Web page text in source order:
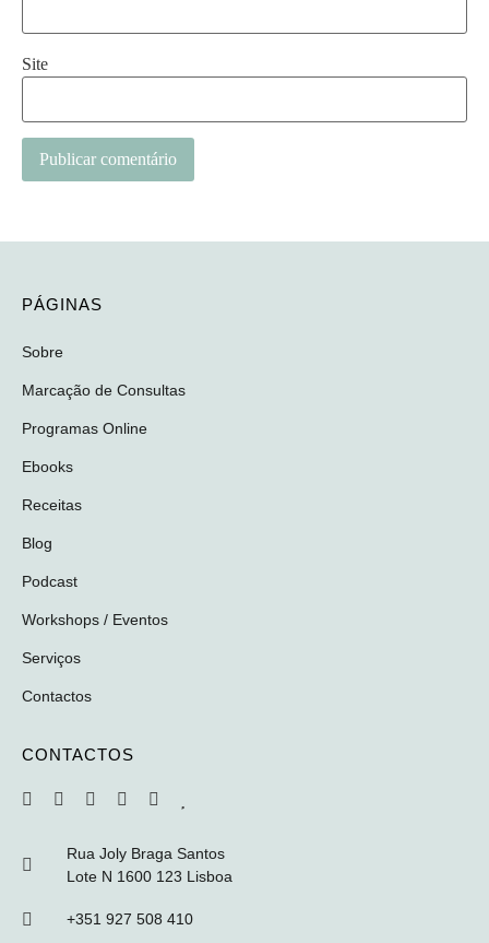
Site
PÁGINAS
Sobre
Marcação de Consultas
Programas Online
Ebooks
Receitas
Blog
Podcast
Workshops / Eventos
Serviços
Contactos
CONTACTOS
Rua Joly Braga Santos
Lote N 1600 123 Lisboa
+351 927 508 410